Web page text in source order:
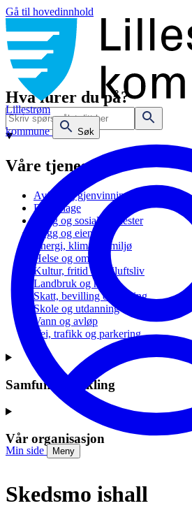
Gå til hovedinnhold
Lillestrøm
kommune
Søk
Min side Meny
Hva lurer du på?
Våre tjenester
Avfall og gjenvinning
Barnehage
Bolig og sosiale tjenester
Bygg og eiendom
Energi, klima og miljø
Helse og omsorg
Kultur, fritid og friluftsliv
Landbruk og natur
Skatt, bevilling og næring
Skole og utdanning
Vann og avløp
Vei, trafikk og parkering
Samfunnsutvikling
Vår organisasjon
Skedsmo ishall